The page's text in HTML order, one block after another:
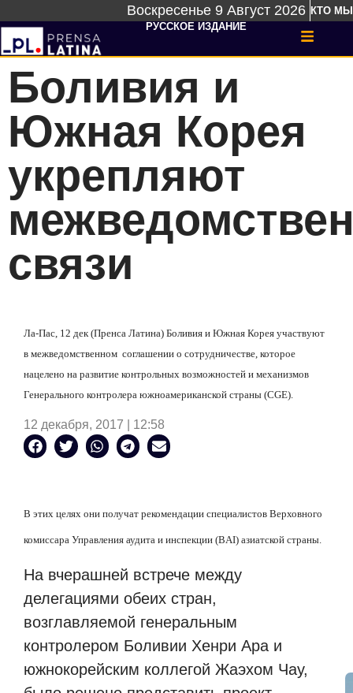
Воскресенье 9 Август 2026 КТО МЫ
РУССКОЕ ИЗДАНИЕ
Боливия и
Южная Корея
укрепляют
связи
Ла-Пас, 12 дек (Пренса Латина) Боливия и Южная Корея участвуют
в межведомственном соглашении о сотрудничестве, которое
нацелено на развитие контрольных возможностей и механизмов
Генерального контролера южноамериканской страны (CGE).
12 декабря, 2017 | 12:58
В этих целях они получат рекомендации специалистов Верховного
комиссара Управления аудита и инспекции (BAI) азиатской страны.
На вчерашней встрече между
делегациями обеих стран,
возглавляемой генеральным
контролером Боливии Хенри Ара и
южнокорейским коллегой Жаэхом Чау,